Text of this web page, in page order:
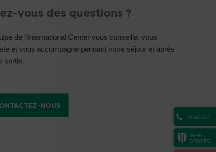
CONTACT
INSEL
GRUPPE
vous des questions ?
de l’International Center vous conseille, vous
et vous accompagne pendant votre séjour et après
sortie.
NOUS